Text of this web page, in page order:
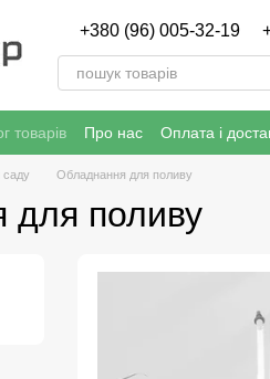
+380 (96) 005-32-19
товарів Про нас Оплата і
угода (ОФЕРТА)
Політика
саду Обладнання для поливу
для поливу